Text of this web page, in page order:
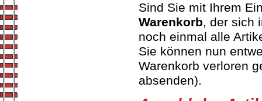
Sind Sie mit Ihrem
Warenkorb, der sich
noch einmal alle
Sie können nun
Warenkorb verloren
absenden).